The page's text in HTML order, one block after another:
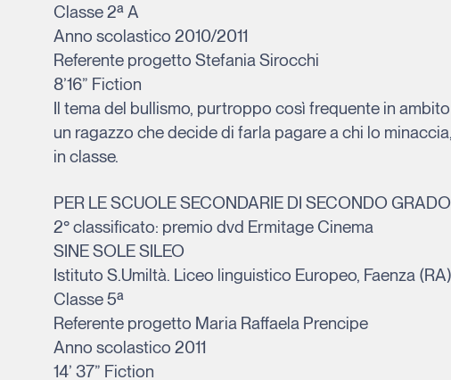
Classe 2ª A
Anno scolastico 2010/2011
Referente progetto Stefania Sirocchi
8’16” Fiction
Il tema del bullismo, purtroppo così frequente in
un ragazzo che decide di farla pagare a chi lo
in classe.
PER LE SCUOLE SECONDARIE DI SECONDO GRADO
2° classificato: premio dvd Ermitage Cinema
SINE SOLE SILEO
Istituto S.Umiltà. Liceo linguistico Europeo, Faenza (RA)
Classe 5ª
Referente progetto Maria Raffaela Prencipe
Anno scolastico 2011
14’ 37” Fiction